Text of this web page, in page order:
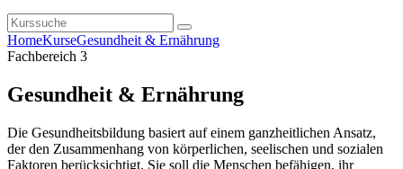
HomeKurseGesundheit & Ernährung
Fachbereich 3
Gesundheit & Ernährung
Die Gesundheitsbildung basiert auf einem ganzheitlichen Ansatz,
der den Zusammenhang von körperlichen, seelischen und sozialen
Faktoren berücksichtigt. Sie soll die Menschen befähigen, ihr